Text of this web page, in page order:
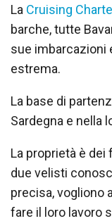
La Cruising
barche, tutte
sue imbarcazioni
estrema.
La base di
Sardegna e nella
La proprietà è dei
due velisti
precisa, vogliono
fare il loro lavoro